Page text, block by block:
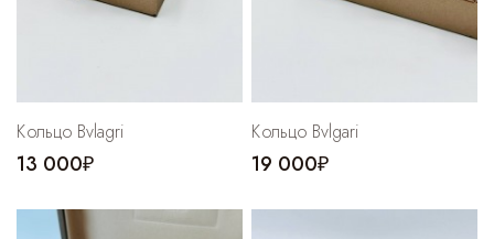
Кольцо Bvlagri
13 000₽
Кольцо Bvlgari
19 000₽